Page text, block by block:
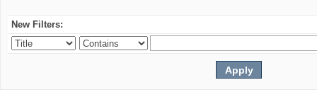
New Filters: